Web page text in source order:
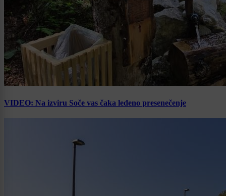
VIDEO: Na izviru Soče vas čaka ledeno presenečenje